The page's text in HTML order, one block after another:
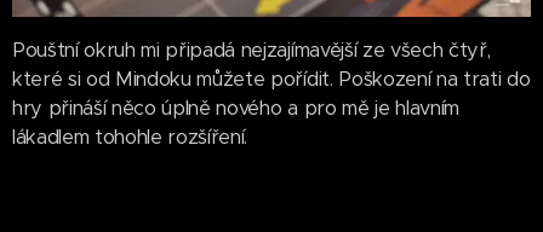
Pouštní okruh mi připadá nejzajímavější ze všech čtyř,
které si od Mindoku můžete pořídit. Poškození na trati do
hry přináší něco úplně nového a pro mě je hlavním
lákadlem tohohle rozšíření.